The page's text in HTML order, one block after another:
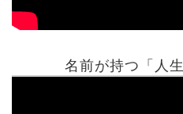
名前が持つ「人